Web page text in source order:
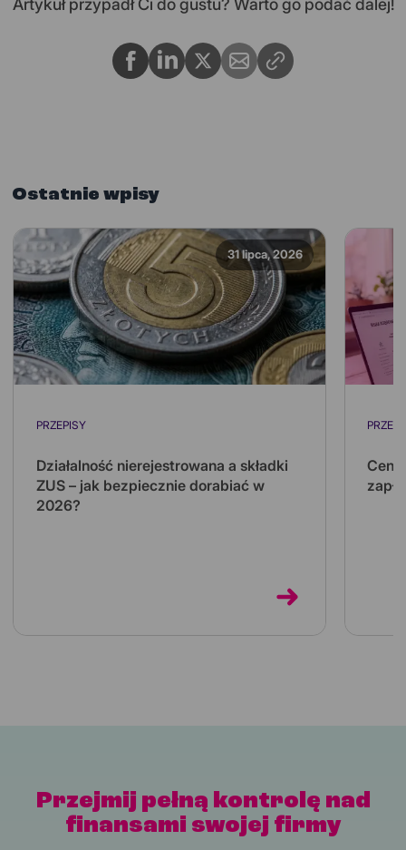
Ostatnie wpisy
31 lipca, 2026
PRZEPISY
Działalność nierejestrowana a składki
ZUS – jak bezpiecznie dorabiać w
2026?
Przejmij pełną kontrolę nad
finansami swojej firmy